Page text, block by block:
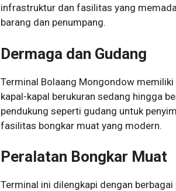
infrastruktur dan fasilitas yang
barang dan penumpang.
Dermaga dan Gudang
Terminal Bolaang Mongondow
kapal-kapal berukuran sedang hingga
pendukung seperti gudang untuk
fasilitas bongkar muat yang modern.
Peralatan Bongkar Muat
Terminal ini dilengkapi dengan